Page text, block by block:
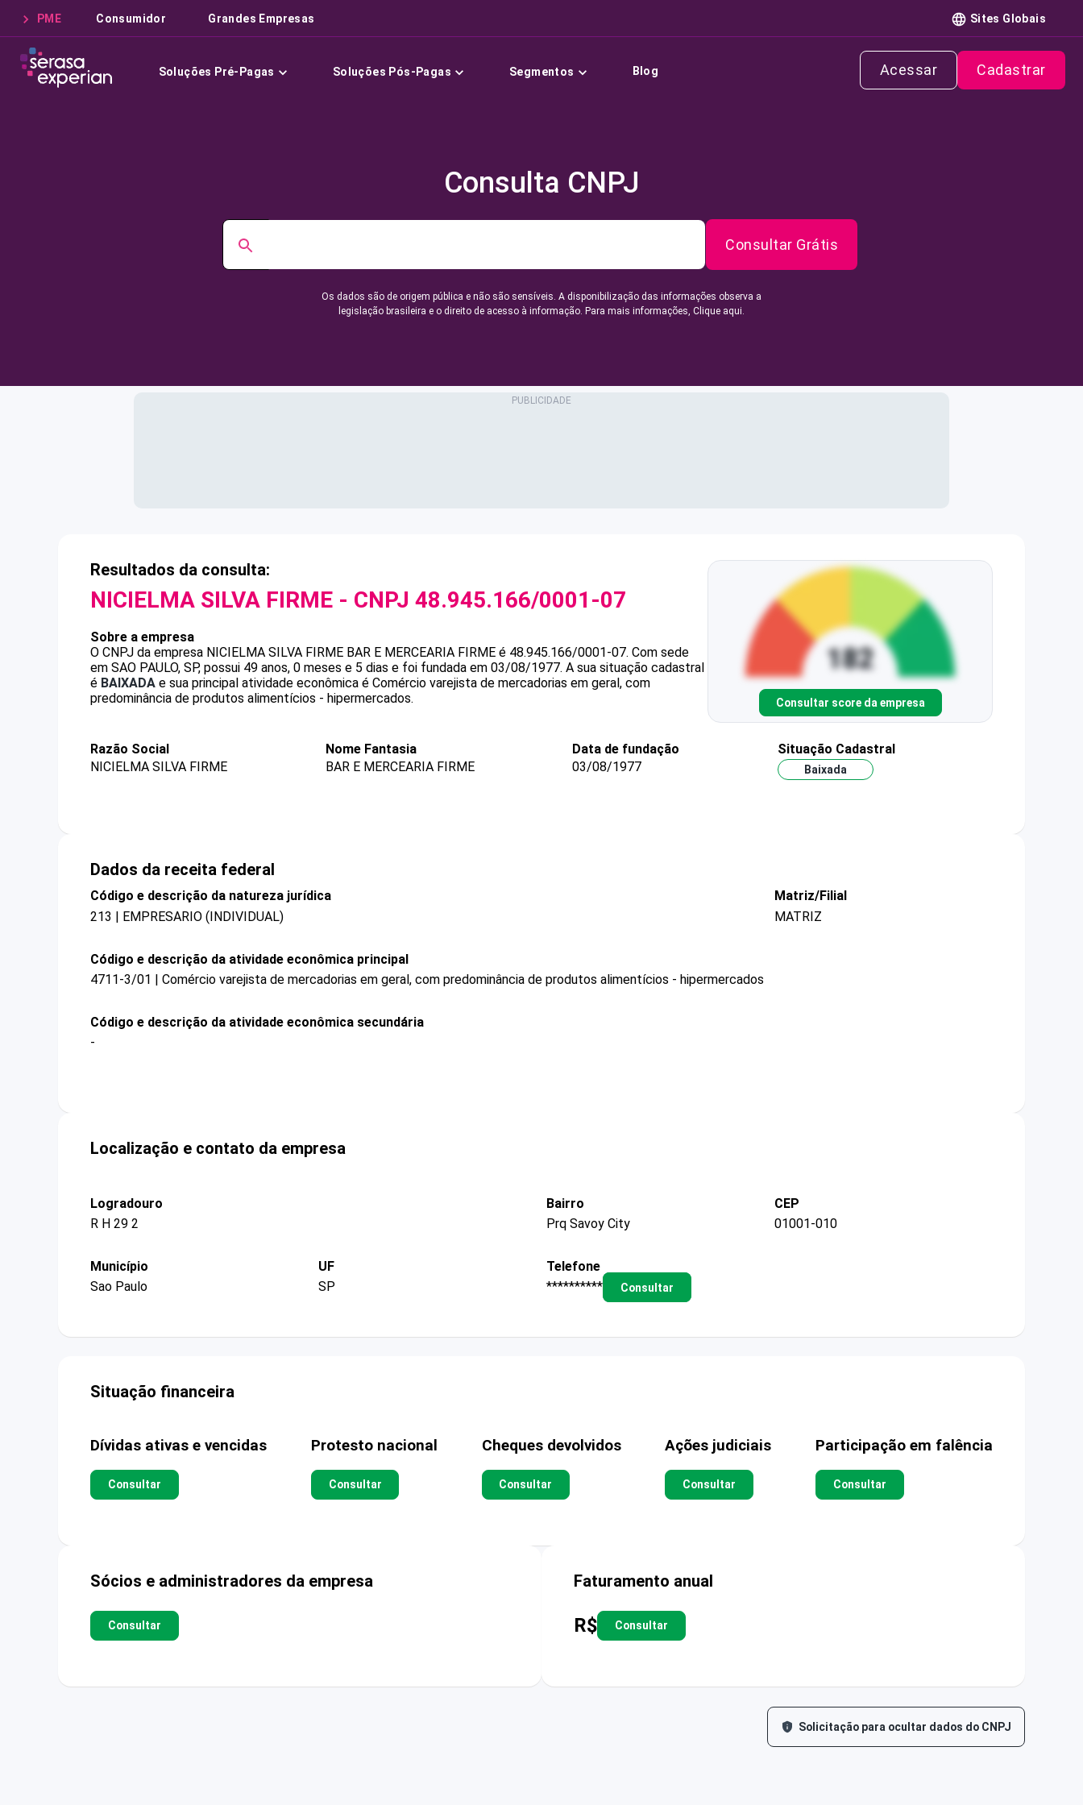
PME Consumidor Grandes Empresas Sites Globais
Soluções Pré-Pagas Soluções Pós-Pagas Segmentos Blog Acessar Cadastrar
Consulta CNPJ
Consultar Grátis
Os dados são de origem pública e não são sensíveis. A disponibilização das informações observa a
legislação brasileira e o direito de acesso à informação. Para mais informações, Clique aqui.
Resultados da consulta:
NICIELMA SILVA FIRME - CNPJ 48.945.166/0001-07
Sobre a empresa
O CNPJ da empresa NICIELMA SILVA FIRME BAR E MERCEARIA FIRME é 48.945.166/0001-07. Com sede
em SAO PAULO, SP, possui 49 anos, 0 meses e 5 dias e foi fundada em 03/08/1977. A sua situação cadastral
é BAIXADA e sua principal atividade econômica é Comércio varejista de mercadorias em geral, com
predominância de produtos alimentícios - hipermercados.
Consultar score da empresa
Razão Social
NICIELMA SILVA FIRME
Nome Fantasia
BAR E MERCEARIA FIRME
Data de fundação
03/08/1977
Situação Cadastral
Baixada
Dados da receita federal
Código e descrição da natureza jurídica
213 | EMPRESARIO (INDIVIDUAL)
Matriz/Filial
MATRIZ
Código e descrição da atividade econômica principal
4711-3/01 | Comércio varejista de mercadorias em geral, com predominância de produtos alimentícios - hipermercados
Código e descrição da atividade econômica secundária
-
Localização e contato da empresa
Logradouro
R H 29 2
Bairro
Prq Savoy City
CEP
01001-010
Município
Sao Paulo
UF
SP
Telefone
**********
Consultar
Situação financeira
Dívidas ativas e vencidas
Consultar
Protesto nacional
Consultar
Cheques devolvidos
Consultar
Ações judiciais
Consultar
Participação em falência
Consultar
Sócios e administradores da empresa
Consultar
Faturamento anual
R$ Consultar
Solicitação para ocultar dados do CNPJ